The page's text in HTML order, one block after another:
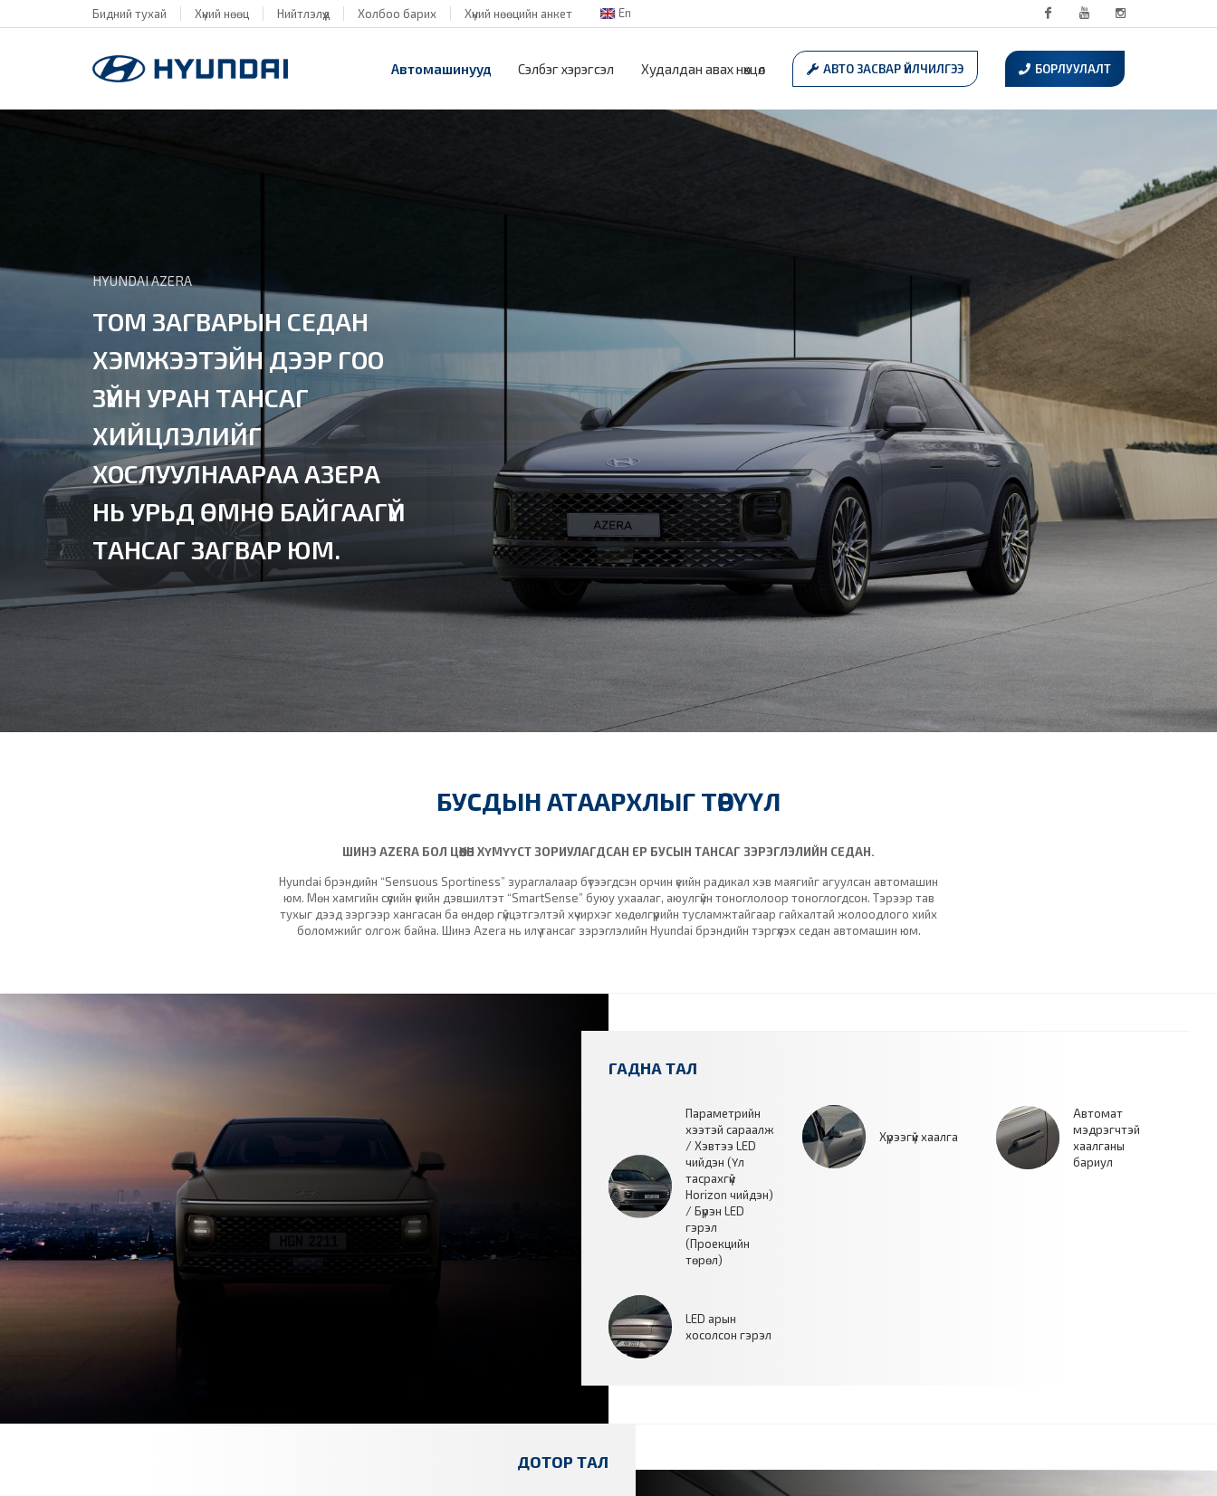
Бидний тухай Хүний нөөц Нийтлэлүүд Холбоо барих Хүний нөөцийн анкет
En
Автомашинууд Сэлбэг хэрэгсэл Худалдан авах нөхцөл АВТО ЗАСВАР ҮЙЛЧИЛГЭЭ БОРЛУУЛАЛТ
HYUNDAI AZERA
ТОМ ЗАГВАРЫН СЕДАН
ХЭМЖЭЭТЭЙН ДЭЭР ГОО
ЗҮЙН УРАН ТАНСАГ
ХИЙЦЛЭЛИЙГ
ХОСЛУУЛНААРАА АЗЕРА
НЬ УРЬД ӨМНӨ БАЙГААГҮЙ
ТАНСАГ ЗАГВАР ЮМ.
БУСДЫН АТААРХЛЫГ ТӨРҮҮЛ
ШИНЭ AZERA БОЛ ЦӨӨХӨН ХҮМҮҮСТ ЗОРИУЛАГДСАН ЕР БУСЫН ТАНСАГ ЗЭРЭГЛЭЛИЙН СЕДАН.
Hyundai брэндийн “Sensuous Sportiness” зураглалаар бүтээгдсэн орчин үеийн радикал хэв маягийг агуулсан автомашин
юм. Мөн хамгийн сүүлийн үеийн дэвшилтэт “SmartSense” буюу ухаалаг, аюулгүйн тоноглолоор тоноглогдсон. Тэрээр тав
тухыг дээд зэргээр хангасан ба өндөр гүйцэтгэлтэй хүчирхэг хөдөлгүүрийн тусламжтайгаар гайхалтай жолоодлого хийх
боломжийг олгож байна. Шинэ Azera нь илүү тансаг зэрэглэлийн Hyundai брэндийн тэргүүлэх седан автомашин юм.
ГАДНА ТАЛ
Параметрийн
хээтэй сараалж
/ Хэвтээ LED
чийдэн (Үл
тасрахгүй
Horizon чийдэн)
/ Бүрэн LED
гэрэл
(Проекцийн
төрөл)
Хүрээгүй хаалга
Автомат
мэдрэгчтэй
хаалганы
бариул
LED арын
хосолсон гэрэл
ДОТОР ТАЛ